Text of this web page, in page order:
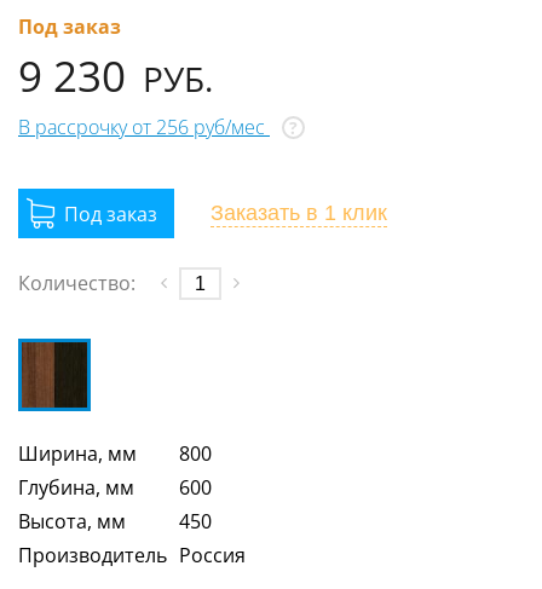
Под заказ
9 230 РУБ.
В рассрочку от 256 руб/мес ?
Заказать в 1 клик
Количество:
Ширина, мм
800
Глубина, мм
600
Высота, мм
450
Производитель Россия